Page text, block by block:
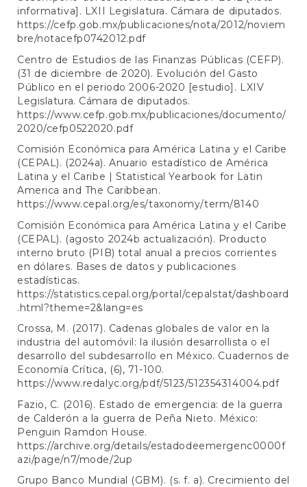
informativa]. LXII Legislatura. Cámara de diputados.
https://cefp.gob.mx/publicaciones/nota/2012/noviem
bre/notacefp0742012.pdf
Centro de Estudios de las Finanzas Públicas (CEFP).
(31 de diciembre de 2020). Evolución del Gasto
Público en el periodo 2006-2020 [estudio]. LXIV
Legislatura. Cámara de diputados.
https://www.cefp.gob.mx/publicaciones/documento/
2020/cefp0522020.pdf
Comisión Económica para América Latina y el Caribe
(CEPAL). (2024a). Anuario estadístico de América
Latina y el Caribe | Statistical Yearbook for Latin
America and The Caribbean.
https://www.cepal.org/es/taxonomy/term/8140
Comisión Económica para América Latina y el Caribe
(CEPAL). (agosto 2024b actualización). Producto
interno bruto (PIB) total anual a precios corrientes
en dólares. Bases de datos y publicaciones
estadísticas.
https://statistics.cepal.org/portal/cepalstat/dashboard
.html?theme=2&lang=es
Crossa, M. (2017). Cadenas globales de valor en la
industria del automóvil: la ilusión desarrollista o el
desarrollo del subdesarrollo en México. Cuadernos de
Economía Crítica, (6), 71-100.
https://www.redalyc.org/pdf/5123/512354314004.pdf
Fazio, C. (2016). Estado de emergencia: de la guerra
de Calderón a la guerra de Peña Nieto. México:
Penguin Ramdon House.
https://archive.org/details/estadodeemergenc0000f
azi/page/n7/mode/2up
Grupo Banco Mundial (GBM). (s. f. a). Crecimiento del